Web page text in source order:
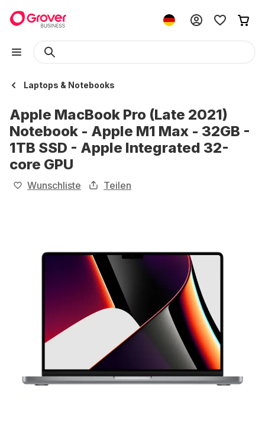
Laptops & Notebooks
Apple MacBook Pro (Late 2021)
Notebook - Apple M1 Max - 32GB -
1TB SSD - Apple Integrated 32-
core GPU
Wunschliste Teilen